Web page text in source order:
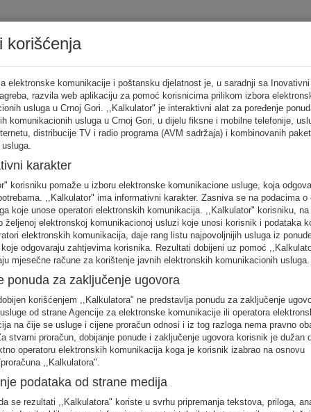
sva
FIKSNA
telefonija
MOBILNA
telefonija
INTERNET
usluge
unos raspodjela saobraćaja je usklađena s ponašanjem karakterističnog
saobraćaja prema konkretnim destinacijama, koristite detaljan unos
Procjena
Niska
korišćenja
elektronske komunikacije i poštansku djelatnost je, u saradnji sa Inovativni
razvila web aplikaciju za pomoć korisnicima prilikom izbora
usluga u Crnoj Gori. ,,Kalkulator" je interaktivni alat za poređenje
komunikacionih usluga u Crnoj Gori, u dijelu fiksne i mobilne telefonije,
distribucije TV i radio programa (AVM sadržaja) i kombinovanih
karakter
korisniku pomaže u izboru elektronske komunikacione usluge, koja
,,Kalkulator" ima informativni karakter. Zasniva se na podacima o
koje unose operatori elektronskih komunikacija. ,,Kalkulator" korisniku,
željenoj elektronskoj komunikacionoj usluzi koje unosi korisnik i podataka
elektronskih komunikacija, daje rang listu najpovoljnijih usluga iz
odgovaraju zahtjevima korisnika. Rezultati dobijeni uz pomoć
mjesečne račune za korištenje javnih elektronskih komunikacionih usluga.
ponuda za zaključenje ugovora
korišćenjem ,,Kalkulatora" ne predstavlja ponudu za zaključenje
od strane Agencije za elektronske komunikacije ili operatora
na čije se usluge i cijene proračun odnosi i iz tog razloga nema pravno
stvarni proračun, dobijanje ponude i zaključenje ugovora korisnik je dužan
operatoru elektronskih komunikacija koga je korisnik izabrao na osnovu
,,Kalkulatora".
podataka od strane medija
se rezultati ,,Kalkulatora" koriste u svrhu pripremanja tekstova, priloga,